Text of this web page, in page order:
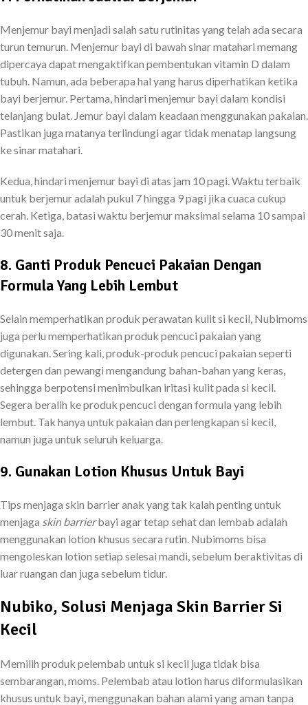
Menjemur bayi menjadi salah satu rutinitas yang telah ada secara
turun temurun. Menjemur bayi di bawah sinar matahari memang
dipercaya dapat mengaktifkan pembentukan vitamin D dalam
tubuh. Namun, ada beberapa hal yang harus diperhatikan ketika
bayi berjemur. Pertama, hindari menjemur bayi dalam kondisi
telanjang bulat. Jemur bayi dalam keadaan menggunakan pakaian.
Pastikan juga matanya terlindungi agar tidak menatap langsung
ke sinar matahari.
Kedua, hindari menjemur bayi di atas jam 10 pagi. Waktu terbaik
untuk berjemur adalah pukul 7 hingga 9 pagi jika cuaca cukup
cerah. Ketiga, batasi waktu berjemur maksimal selama 10 sampai
30 menit saja.
8. Ganti Produk Pencuci Pakaian Dengan
Formula Yang Lebih Lembut
Selain memperhatikan produk perawatan kulit si kecil, Nubimoms
juga perlu memperhatikan produk pencuci pakaian yang
digunakan. Sering kali, produk-produk pencuci pakaian seperti
detergen dan pewangi mengandung bahan-bahan yang keras,
sehingga berpotensi menimbulkan iritasi kulit pada si kecil.
Segera beralih ke produk pencuci dengan formula yang lebih
lembut. Tak hanya untuk pakaian dan perlengkapan si kecil,
namun juga untuk seluruh keluarga.
9. Gunakan Lotion Khusus Untuk Bayi
Tips menjaga skin barrier anak yang tak kalah penting untuk
menjaga skin barrierbayi agar tetap sehat dan lembab adalah
menggunakan lotion khusus secara rutin. Nubimoms bisa
mengoleskan lotion setiap selesai mandi, sebelum beraktivitas di
luar ruangan dan juga sebelum tidur.
Nubiko, Solusi Menjaga Skin Barrier Si
Kecil
Memilih produk pelembab untuk si kecil juga tidak bisa
sembarangan, moms. Pelembab atau lotion harus diformulasikan
khusus untuk bayi, menggunakan bahan alami yang aman tanpa